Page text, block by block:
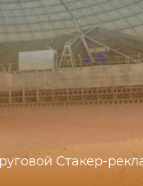
Стакер-